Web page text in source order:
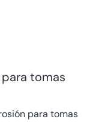
tomas
para tomas